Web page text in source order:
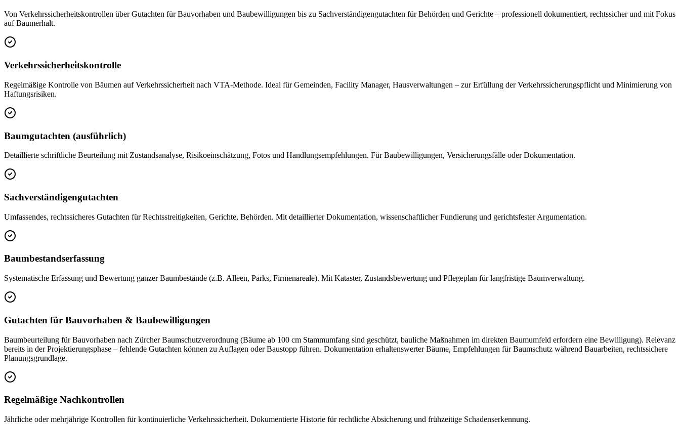
Von Verkehrssicherheitskontrollen über Gutachten für Bauvorhaben und Baubewilligungen bis zu Sachverständigengutachten für Behörden und Gerichte – professionell dokumentiert, rechtssicher und mit Fokus
auf Baumerhalt.
Verkehrssicherheitskontrolle
Regelmäßige Kontrolle von Bäumen auf Verkehrssicherheit nach VTA-Methode. Ideal für Gemeinden, Facility Manager, Hausverwaltungen – zur Erfüllung der Verkehrssicherungspflicht und Minimierung von
Haftungsrisiken.
Baumgutachten (ausführlich)
Detaillierte schriftliche Beurteilung mit Zustandsanalyse, Risikoeinschätzung, Fotos und Handlungsempfehlungen. Für Baubewilligungen, Versicherungsfälle oder Dokumentation.
Sachverständigengutachten
Umfassendes, rechtssicheres Gutachten für Rechtsstreitigkeiten, Gerichte, Behörden. Mit detaillierter Dokumentation, wissenschaftlicher Fundierung und gerichtsfester Argumentation.
Baumbestandserfassung
Systematische Erfassung und Bewertung ganzer Baumbestände (z.B. Alleen, Parks, Firmenareale). Mit Kataster, Zustandsbewertung und Pflegeplan für langfristige Baumverwaltung.
Gutachten für Bauvorhaben & Baubewilligungen
Baumbeurteilung für Bauvorhaben nach Zürcher Baumschutzverordnung (Bäume ab 100 cm Stammumfang sind geschützt, bauliche Maßnahmen im direkten Baumumfeld erfordern eine Bewilligung). Relevanz
bereits in der Projektierungsphase – fehlende Gutachten können zu Auflagen oder Baustopp führen. Dokumentation erhaltenswerter Bäume, Empfehlungen für Baumschutz während Bauarbeiten, rechtssichere
Planungsgrundlage.
Regelmäßige Nachkontrollen
Jährliche oder mehrjährige Kontrollen für kontinuierliche Verkehrssicherheit. Dokumentierte Historie für rechtliche Absicherung und frühzeitige Schadenserkennung.